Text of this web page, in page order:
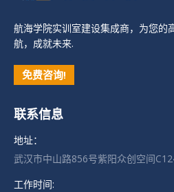
航海学院实训室建设集成商，为您的
航，成就未来.
免费咨询!
联系信息
地址：
武汉市中山路856号紫阳众创空间
工作时间: